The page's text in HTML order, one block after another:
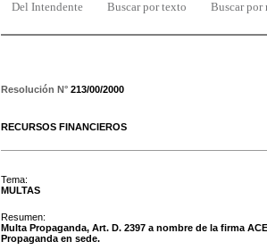
Del Intendente Buscar por texto Buscar por
Resolución N° 213/00/2000
RECURSOS FINANCIEROS
Tema:
MULTAS
Resumen:
Multa Propaganda, Art. D. 2397 a nombre de la firma
Propaganda en sede.